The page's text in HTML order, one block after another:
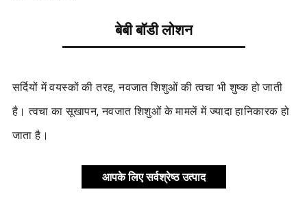
बेबी बॉडी लोशन
सर्दियों में वयस्कों की तरह, नवजात शिशुओं की त्वचा भी शुष्क हो जाती
है। त्वचा का सूखापन, नवजात शिशुओं के मामलें में ज्यादा हानिकारक हो
जाता है।
आपके लिए सर्वश्रेष्ठ उत्पाद